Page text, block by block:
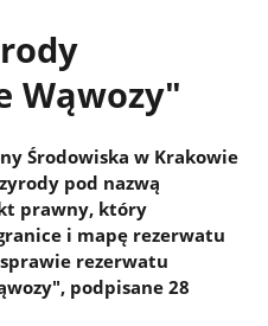
Wąwozy"
Środowiska w Krakowie
pod nazwą
prawny, który
i mapę rezerwatu
rezerwatu
podpisane 28